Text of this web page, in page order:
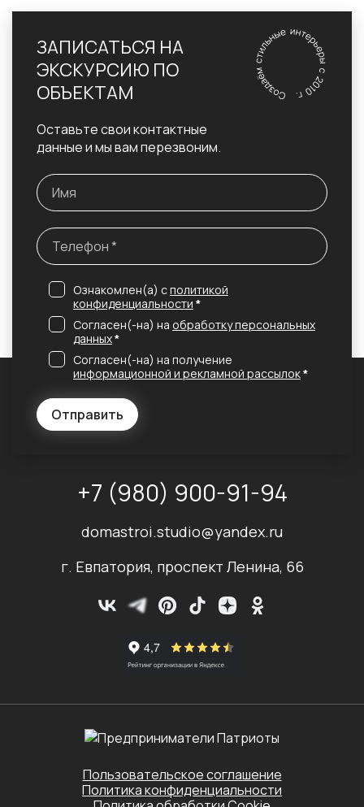
ЗАПИСАТЬСЯ НА
ЭКСКУРСИЮ ПО
ОБЪЕКТАМ
Оставьте свои контактные
данные и мы вам перезвоним.
Отправить
Ознакомлен(а) сполитикой
конфиденциальности *
Согласен(-на) на обработку персональных
данных*
Согласен(-на) на получение
информационной и рекламной рассылок*
+7 (980) 900-91-94
domastroi.studio@yandex.ru
г. Евпатория, проспект Ленина, 66
Пользовательское соглашение
Политика конфиденциальности